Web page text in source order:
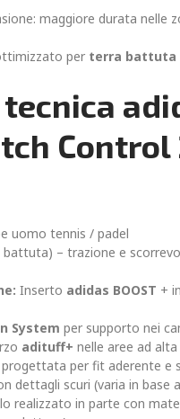
maggiore durata nelle
per terra battuta
tecnica
Control
uomo tennis / padel
battuta) – trazione e
Inserto adidas BOOST +
System per supporto nei
adituff+ nelle aree ad
progettata per fit aderente e
dettagli scuri (varia in base
realizzato in parte con